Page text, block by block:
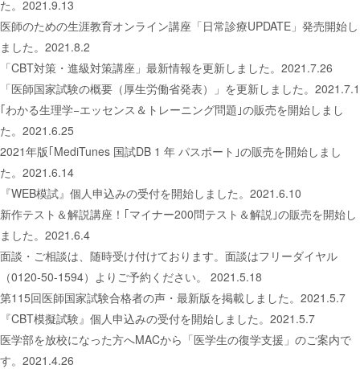
た。2021.9.13
医師のための生涯教育オンライン講座「日常診療UPDATE」発売開始し
ました。2021.8.2
「CBT対策・進級対策講座」最新情報を更新しました。2021.7.26
「医師国家試験の概要（厚生労働省発表）」を更新しました。2021.7.1
｢わかる生理学−エッセンス＆トレーニング問題｣の販売を開始しまし
た。2021.6.25
2021年版｢MediTunes 国試DB 1 年 パスポート｣の販売を開始しまし
た。2021.6.14
『WEB模試』個人申込みの受付を開始しました。2021.6.10
新作テスト＆解説講座！｢マイナー200問テスト＆解説｣の販売を開始し
ました。2021.6.4
面談・ご相談は、随時受け付けております。面談はフリーダイヤル
（0120-50-1594）よりご予約ください。 2021.5.18
第115回医師国家試験合格者の声・最新版を掲載しました。2021.5.7
『CBT模擬試験』個人申込みの受付を開始しました。2021.5.7
医学部を放校になった方へMACから「医学生の復学支援」のご案内で
す。2021.4.26